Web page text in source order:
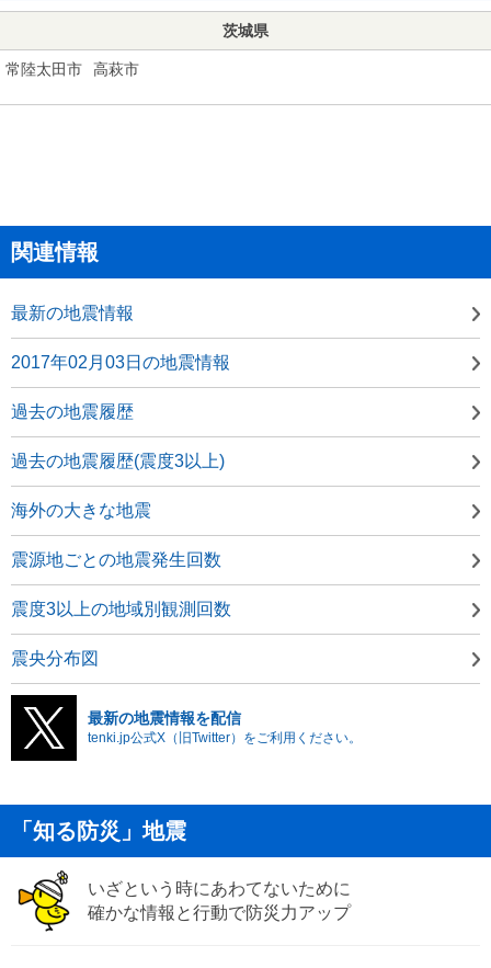
茨城県
常陸太田市 高萩市
関連情報
最新の地震情報
2017年02月03日の地震情報
過去の地震履歴
過去の地震履歴(震度3以上)
海外の大きな地震
震源地ごとの地震発生回数
震度3以上の地域別観測回数
震央分布図
最新の地震情報を配信
tenki.jp公式X（旧Twitter）をご利用ください。
「知る防災」地震
いざという時にあわてないために
確かな情報と行動で防災力アップ